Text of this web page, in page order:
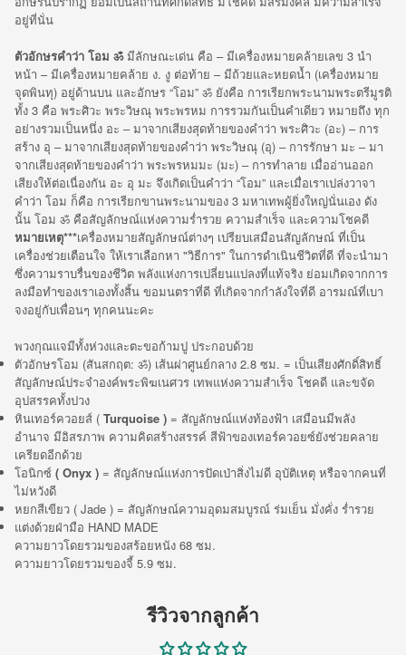
อยู่ที่นั่น
ตัวอักษรคำว่า โอม ॐมีลักษณะเด่น คือ – มีเครื่องหมายคล้ายเลข 3 นำ
หน้า – มีเครื่องหมายคล้าย ง. งู ต่อท้าย – มีถ้วยและหยดน้ำ (เครื่องหมาย
จุดพินทุ) อยู่ด้านบน และอักษร “โอม” ॐ ยังคือ การเรียกพระนามพระตรีมูรติ
ทั้ง 3 คือ พระศิวะ พระวิษณุ พระพรหม การรวมกันเป็นคำเดียว หมายถึง ทุก
อย่างรวมเป็นหนึ่ง อะ – มาจากเสียงสุดท้ายของคำว่า พระศิวะ (อะ) – การ
สร้าง อุ – มาจากเสียงสุดท้ายของคำว่า พระวิษณุ (อุ) – การรักษา มะ – มา
จากเสียงสุดท้ายของคำว่า พระพรหมมะ (มะ) – การทำลาย เมื่ออ่านออก
เสียงให้ต่อเนื่องกัน อะ อุ มะ จึงเกิดเป็นคำว่า “โอม” และเมื่อเราเปล่งวาจา
คำว่า โอม ก็คือ การเรียกขานพระนามของ 3 มหาเทพผู้ยิ่งใหญ่นั่นเอง ดัง
นั้น โอม ॐ คือสัญลักษณ์แห่งความร่ำรวย ความสำเร็จ และความโชคดี
หมายเหตุ***เครื่องหมายสัญลักษณ์ต่างๆ เปรียบเสมือนสัญลักษณ์ ที่เป็น
เครื่องช่วยเตือนใจ ให้เราเลือกหา "วิธีการ" ในการดำเนินชีวิตที่ดี ที่จะนำมา
ซึ่งความราบรื่นของชีวิต พลังแห่งการเปลี่ยนแปลงที่แท้จริง ย่อมเกิดจากการ
ลงมือทำของเราเองทั้งสิ้น ขอมนตราที่ดี ที่เกิดจากกำลังใจที่ดี อารมณ์ที่เบา
จงอยู่กับเพื่อนๆ ทุกคนนะคะ
พวงกุณแจมีทั้งห่วงและตะขอก้ามปู ประกอบด้วย
ตัวอักษรโอม (สันสกฤต: ॐ) เส้นผ่าศูนย์กลาง 2.8 ซม. = เป็นเสียงศักดิ์สิทธิ์
สัญลักษณ์ประจำองค์พระพิฆเนศวร เทพแห่งความสำเร็จ โชคดี และขจัด
อุปสรรคทั้งปวง
หินเทอร์ควอยส์ ( Turquoise ) = สัญลักษณ์แห่งท้องฟ้า เสมือนมีพลัง
อำนาจ มีอิสรภาพ ความคิดสร้างสรรค์ สีฟ้าของเทอร์ควอยซ์ยังช่วยคลาย
เครียดอีกด้วย
โอนิกซ์ ( Onyx ) = สัญลักษณ์แห่งการปัดเป่าสิ่งไม่ดี อุบัติเหตุ หรือจากคนที่
ไม่หวังดี
หยกสีเขียว ( Jade ) = สัญลักษณ์ความอุดมสมบูรณ์ ร่มเย็น มั่งคั่ง ร่ำรวย
แต่งด้วยฝ่ามือ HAND MADE
ความยาวโดยรวมของสร้อยหนัง 68 ซม.
ความยาวโดยรวมของจี้ 5.9 ซม.
รีวิวจากลูกค้า